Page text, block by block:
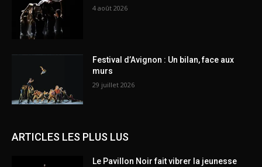
4 août 2026
Festival d’Avignon : Un bilan, face aux
murs
29 juillet 2026
ARTICLES LES PLUS LUS
Le Pavillon Noir fait vibrer la jeunesse